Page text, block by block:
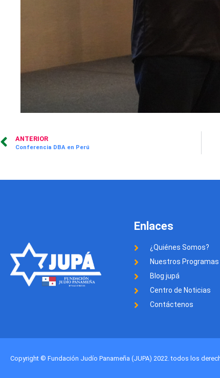
ANTERIOR
Conferencia DBA en Perú
Enlaces
¿Quiénes Somos?
Nuestros Programas
Blog jupá
Centro de Noticias
Contáctenos
Copyright © Fundación Judío Panameña (JUPA) 2022. todos los